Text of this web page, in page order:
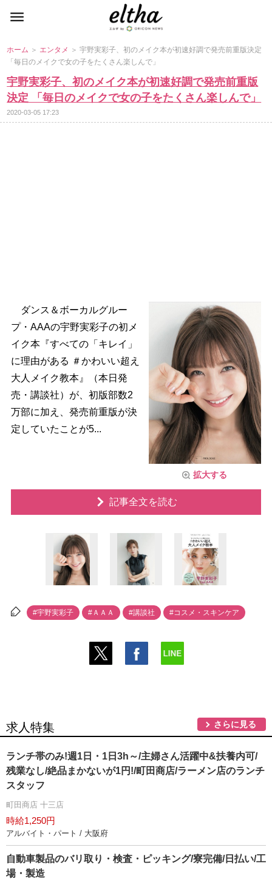
ホーム ＞ エンタメ ＞ 宇野実彩子、初のメイク本が初速好調で発売前重版決定
「毎日のメイクで女の子をたくさん楽しんで」
宇野実彩子、初のメイク本が初速好調で発売前重版
決定 「毎日のメイクで女の子をたくさん楽しんで」
2020-03-05 17:23
拡大する
ダンス＆ボーカルグルー
プ・AAAの宇野実彩子の初メ
イク本『すべての「キレイ」
に理由がある ＃かわいい超え
大人メイク教本』（本日発
売・講談社）が、初版部数2
万部に加え、発売前重版が決
定していたことが5...
記事全文を読む
#宇野実彩子 #ＡＡＡ #講談社 #コスメ・スキンケア
求人特集 さらに見る
ランチ帯のみ!週1日・1日3h～/主婦さん活躍中&扶養内可/
残業なし/絶品まかないが1円!/町田商店/ラーメン店のランチ
スタッフ
町田商店 十三店
時給1,250円
アルバイト・パート / 大阪府
自動車製品のバリ取り・検査・ピッキング/寮完備/日払い/工
場・製造